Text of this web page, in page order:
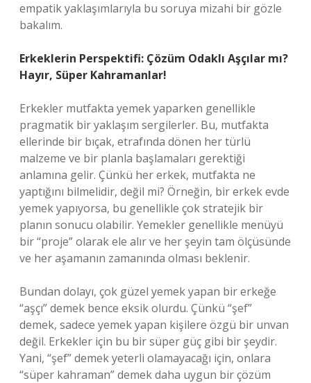
empatik yaklaşımlarıyla bu soruya mizahi bir gözle
bakalım.
Erkeklerin Perspektifi: Çözüm Odaklı Aşçılar mı?
Hayır, Süper Kahramanlar!
Erkekler mutfakta yemek yaparken genellikle
pragmatik bir yaklaşım sergilerler. Bu, mutfakta
ellerinde bir bıçak, etrafında dönen her türlü
malzeme ve bir planla başlamaları gerektiği
anlamına gelir. Çünkü her erkek, mutfakta ne
yaptığını bilmelidir, değil mi? Örneğin, bir erkek evde
yemek yapıyorsa, bu genellikle çok stratejik bir
planın sonucu olabilir. Yemekler genellikle menüyü
bir “proje” olarak ele alır ve her şeyin tam ölçüsünde
ve her aşamanın zamanında olması beklenir.
Bundan dolayı, çok güzel yemek yapan bir erkeğe
“aşçı” demek bence eksik olurdu. Çünkü “şef”
demek, sadece yemek yapan kişilere özgü bir unvan
değil. Erkekler için bu bir süper güç gibi bir şeydir.
Yani, “şef” demek yeterli olamayacağı için, onlara
“süper kahraman” demek daha uygun bir çözüm